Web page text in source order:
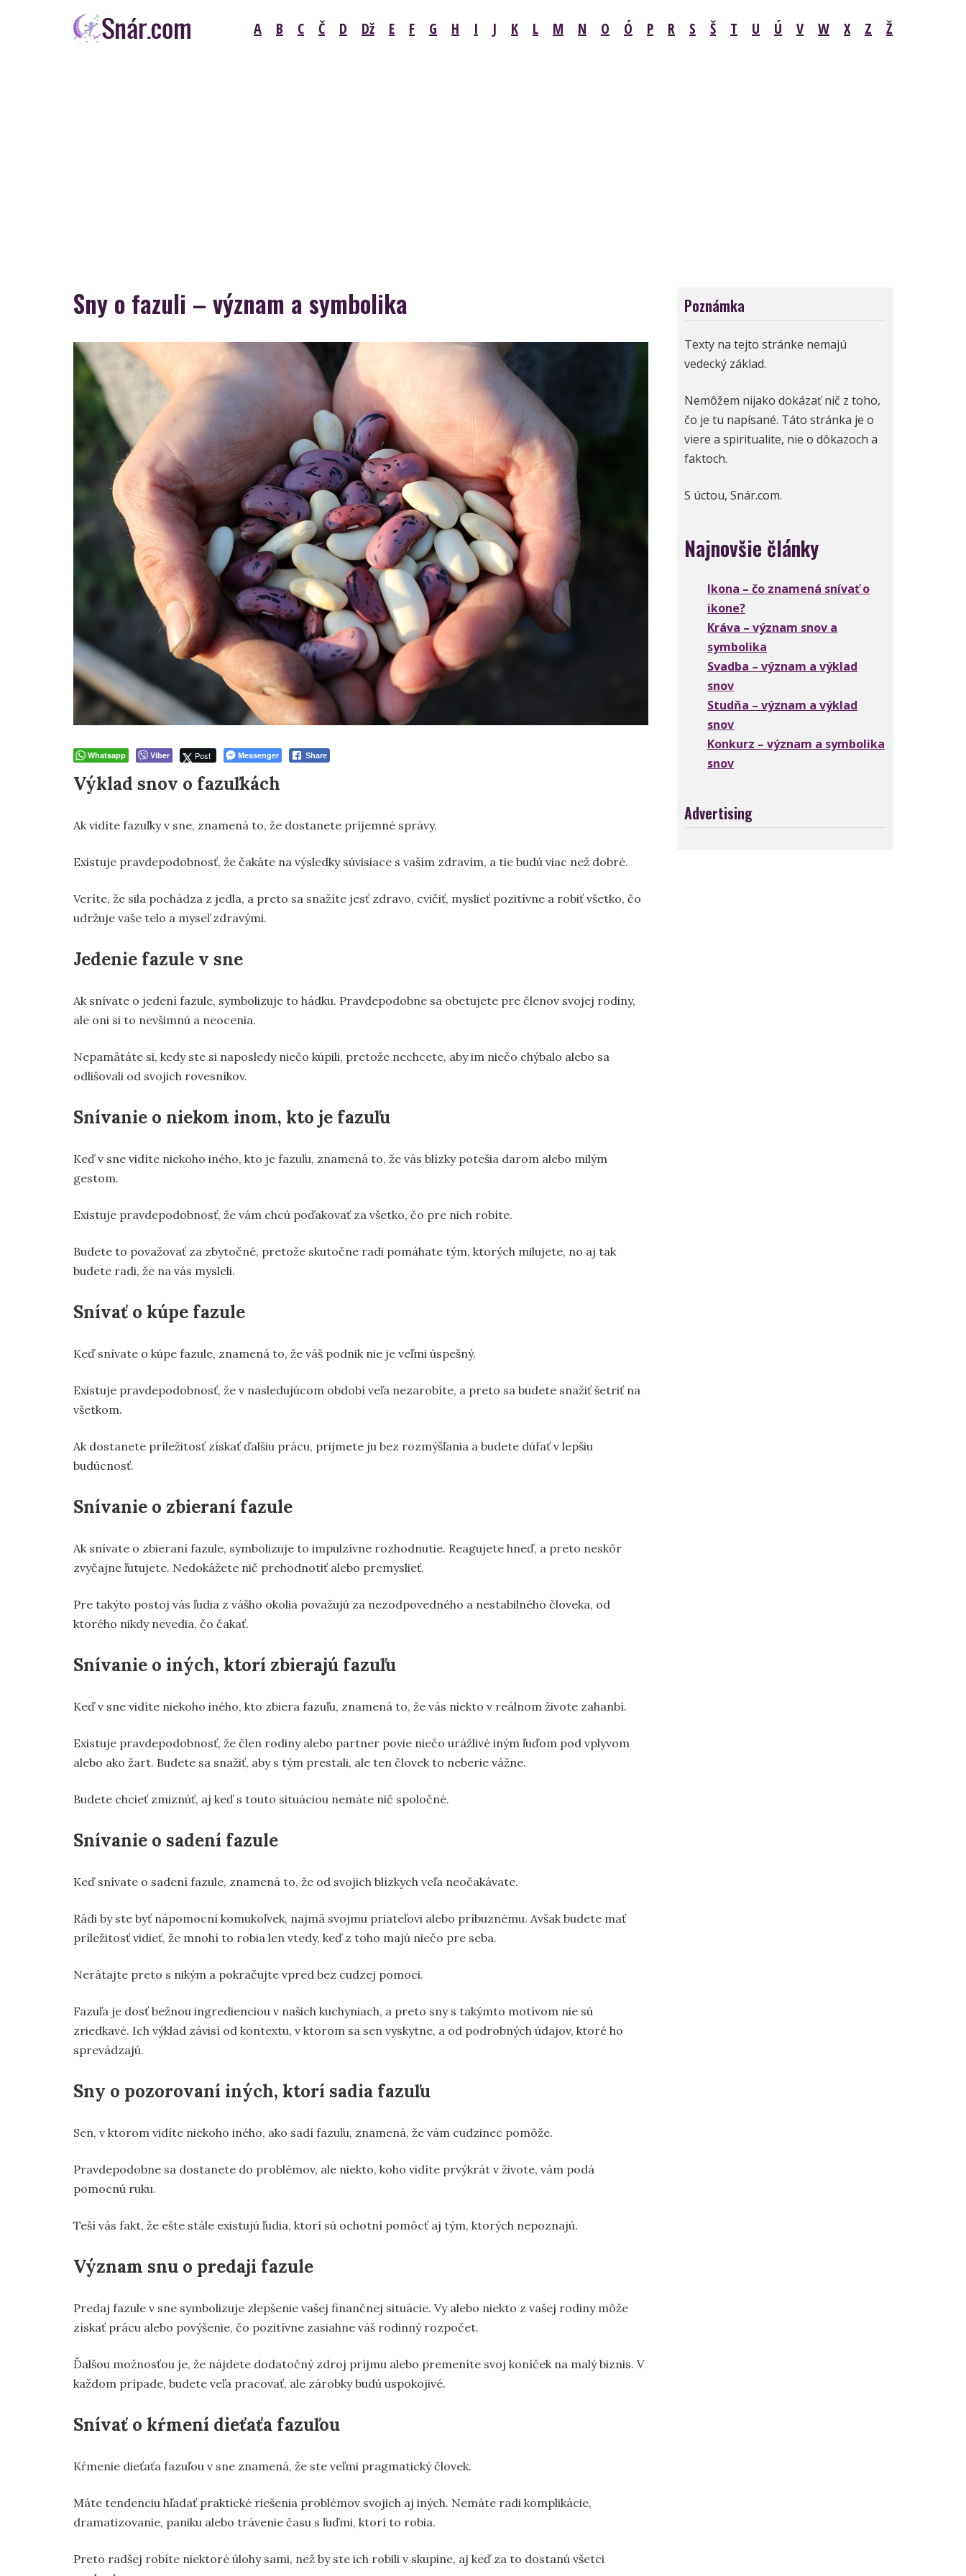
A B C Č D Dž E F G H I J K L M N O Ó P R S Š T U Ú V W X Z Ž
Sny o fazuli – význam a symbolika
Whatsapp Viber Post Messenger Share
Výklad snov o fazuľkách
Ak vidíte fazuľky v sne, znamená to, že dostanete príjemné správy.
Existuje pravdepodobnosť, že čakáte na výsledky súvisiace s vaším zdravím, a tie budú viac než dobré.
Veríte, že sila pochádza z jedla, a preto sa snažíte jesť zdravo, cvičiť, myslieť pozitívne a robiť všetko, čo
udržuje vaše telo a myseľ zdravými.
Jedenie fazule v sne
Ak snívate o jedení fazule, symbolizuje to hádku. Pravdepodobne sa obetujete pre členov svojej rodiny,
ale oni si to nevšimnú a neocenia.
Nepamätáte si, kedy ste si naposledy niečo kúpili, pretože nechcete, aby im niečo chýbalo alebo sa
odlišovali od svojich rovesníkov.
Snívanie o niekom inom, kto je fazuľu
Keď v sne vidíte niekoho iného, kto je fazuľu, znamená to, že vás blízky potešia darom alebo milým
gestom.
Existuje pravdepodobnosť, že vám chcú poďakovať za všetko, čo pre nich robíte.
Budete to považovať za zbytočné, pretože skutočne radi pomáhate tým, ktorých milujete, no aj tak
budete radi, že na vás mysleli.
Snívať o kúpe fazule
Keď snívate o kúpe fazule, znamená to, že váš podnik nie je veľmi úspešný.
Existuje pravdepodobnosť, že v nasledujúcom období veľa nezarobíte, a preto sa budete snažiť šetriť na
všetkom.
Ak dostanete príležitosť získať ďalšiu prácu, prijmete ju bez rozmýšľania a budete dúfať v lepšiu
budúcnosť.
Snívanie o zbieraní fazule
Ak snívate o zbieraní fazule, symbolizuje to impulzívne rozhodnutie. Reagujete hneď, a preto neskôr
zvyčajne ľutujete. Nedokážete nič prehodnotiť alebo premyslieť.
Pre takýto postoj vás ľudia z vášho okolia považujú za nezodpovedného a nestabilného človeka, od
ktorého nikdy nevedia, čo čakať.
Snívanie o iných, ktorí zbierajú fazuľu
Keď v sne vidíte niekoho iného, kto zbiera fazuľu, znamená to, že vás niekto v reálnom živote zahanbí.
Existuje pravdepodobnosť, že člen rodiny alebo partner povie niečo urážlivé iným ľuďom pod vplyvom
alebo ako žart. Budete sa snažiť, aby s tým prestali, ale ten človek to neberie vážne.
Budete chcieť zmiznúť, aj keď s touto situáciou nemáte nič spoločné.
Snívanie o sadení fazule
Keď snívate o sadení fazule, znamená to, že od svojich blízkych veľa neočakávate.
Rádi by ste byť nápomocní komukoľvek, najmä svojmu priateľovi alebo príbuznému. Avšak budete mať
príležitosť vidieť, že mnohí to robia len vtedy, keď z toho majú niečo pre seba.
Nerátajte preto s nikým a pokračujte vpred bez cudzej pomoci.
Fazuľa je dosť bežnou ingredienciou v našich kuchyniach, a preto sny s takýmto motívom nie sú
zriedkavé. Ich výklad závisí od kontextu, v ktorom sa sen vyskytne, a od podrobných údajov, ktoré ho
sprevádzajú.
Sny o pozorovaní iných, ktorí sadia fazuľu
Sen, v ktorom vidíte niekoho iného, ako sadí fazuľu, znamená, že vám cudzinec pomôže.
Pravdepodobne sa dostanete do problémov, ale niekto, koho vidíte prvýkrát v živote, vám podá
pomocnú ruku.
Teší vás fakt, že ešte stále existujú ľudia, ktorí sú ochotní pomôcť aj tým, ktorých nepoznajú.
Význam snu o predaji fazule
Predaj fazule v sne symbolizuje zlepšenie vašej finančnej situácie. Vy alebo niekto z vašej rodiny môže
získať prácu alebo povýšenie, čo pozitívne zasiahne váš rodinný rozpočet.
Ďalšou možnosťou je, že nájdete dodatočný zdroj príjmu alebo premeníte svoj koníček na malý biznis. V
každom prípade, budete veľa pracovať, ale zárobky budú uspokojivé.
Snívať o kŕmení dieťaťa fazuľou
Kŕmenie dieťaťa fazuľou v sne znamená, že ste veľmi pragmatický človek.
Máte tendenciu hľadať praktické riešenia problémov svojich aj iných. Nemáte radi komplikácie,
dramatizovanie, paniku alebo trávenie času s ľuďmi, ktorí to robia.
Preto radšej robíte niektoré úlohy sami, než by ste ich robili v skupine, aj keď za to dostanú všetci
Poznámka
Texty na tejto stránke nemajú
vedecký základ.
Nemôžem nijako dokázať nič z toho,
čo je tu napísané. Táto stránka je o
viere a spiritualite, nie o dôkazoch a
faktoch.
S úctou, Snár.com.
Najnovšie články
Ikona – čo znamená snívať o
ikone?
Kráva – význam snov a
symbolika
Svadba – význam a výklad
snov
Studňa – význam a výklad
snov
Konkurz – význam a symbolika
snov
Advertising